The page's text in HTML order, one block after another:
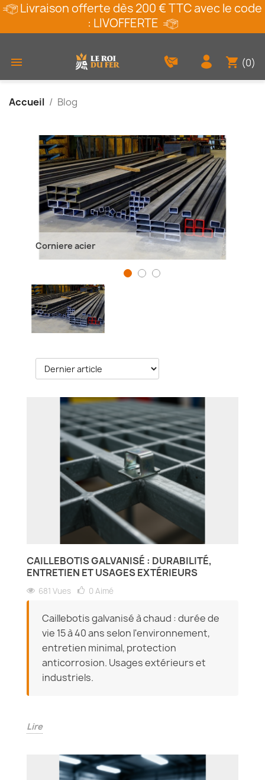
Livraison offerte dès 200 € TTC avec le code
: LIVOFFERTE
 shopping_cart (0)
Accueil Blog
Corniere acier
CAILLEBOTIS GALVANISÉ : DURABILITÉ,
ENTRETIEN ET USAGES EXTÉRIEURS
681 Vues 0 Aimé
Caillebotis galvanisé à chaud : durée de
vie 15 à 40 ans selon l'environnement,
entretien minimal, protection
anticorrosion. Usages extérieurs et
industriels.
Lire